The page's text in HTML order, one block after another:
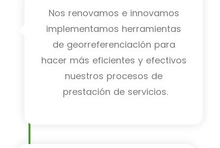
Nos renovamos e innovamos
implementamos herramientas
de georreferenciación para
hacer más eficientes y efectivos
nuestros procesos de
prestación de servicios.